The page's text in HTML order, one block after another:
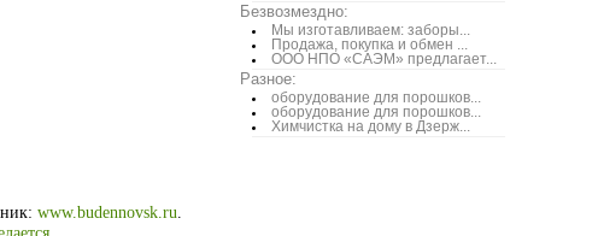
Безвозмездно:
Мы изготавливаем: заборы...
Продажа, покупка и обмен ...
ООО НПО «САЭМ» предлагает...
Разное:
оборудование для порошков...
оборудование для порошков...
Химчистка на дому в Дзерж...
www.budennovsk.ru